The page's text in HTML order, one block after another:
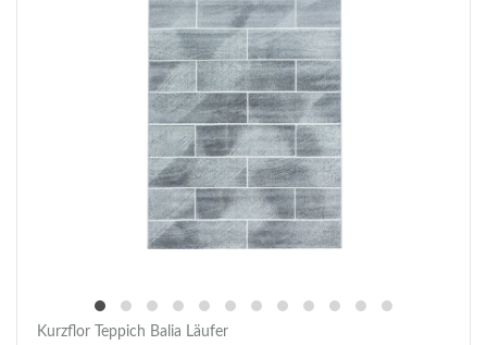
Kurzflor Teppich Balia Läufer